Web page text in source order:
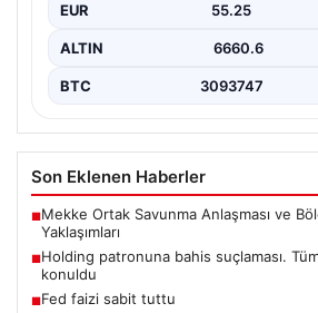
EUR 55.25
ALTIN 6660.6
BTC 3093747
Son Eklenen Haberler
■Mekke Ortak Savunma Anlaşması ve
Yaklaşımları
■Holding patronuna bahis suçlaması. Tüm
konuldu
■Fed faizi sabit tuttu